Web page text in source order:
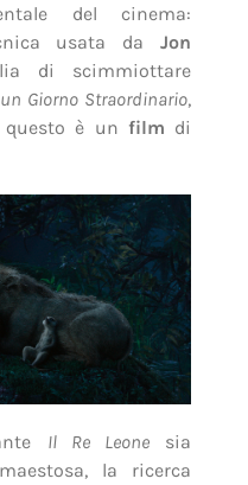
del cinema:
usata daJon
di scimmiottare
Giorno Straordinario,
questo è un film di
Il Re Leonesia
la ricerca